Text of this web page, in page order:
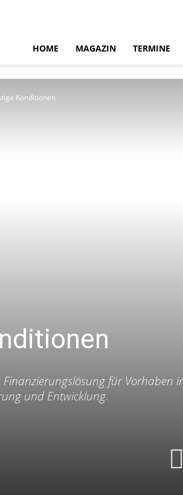
HOME MAGAZIN TERMINE
Konditionen
Finanzierungs­lösung für
und Entwicklung.